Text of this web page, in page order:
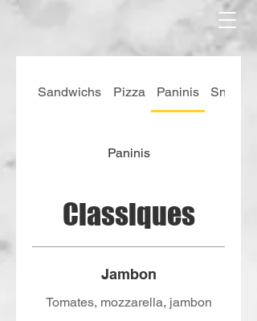
Sandwichs Pizza Paninis Snacks
Paninis
Classiques
Jambon
Tomates, mozzarella, jambon